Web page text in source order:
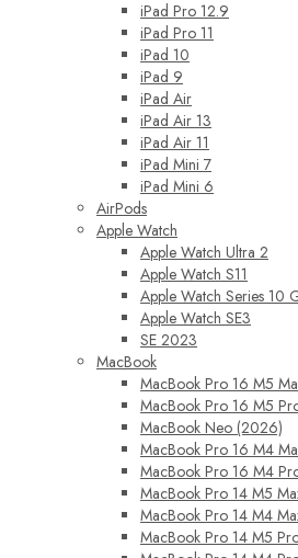
iPad Pro 12.9
iPad Pro 11
iPad 10
iPad 9
iPad Air
iPad Air 13
iPad Air 11
iPad Mini 7
iPad Mini 6
AirPods
Apple Watch
Apple Watch Ultra 2
Apple Watch S11
Apple Watch Series 10
Apple Watch SE3
SE 2023
MacBook
MacBook Pro 16 M5
MacBook Pro 16 M5
MacBook Neo (2026)
MacBook Pro 16 M4
MacBook Pro 16 M4
MacBook Pro 14 M5
MacBook Pro 14 M4
MacBook Pro 14 M5